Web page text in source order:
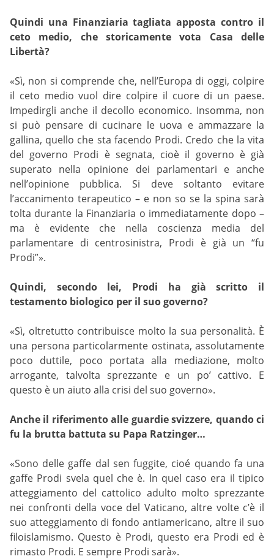
Quindi una Finanziaria tagliata apposta contro il
ceto medio, che storicamente vota Casa delle
Libertà?
«Sì, non si comprende che, nell’Europa di oggi, colpire
il ceto medio vuol dire colpire il cuore di un paese.
Impedirgli anche il decollo economico. Insomma, non
si può pensare di cucinare le uova e ammazzare la
gallina, quello che sta facendo Prodi. Credo che la vita
del governo Prodi è segnata, cioè il governo è già
superato nella opinione dei parlamentari e anche
nell’opinione pubblica. Si deve soltanto evitare
l’accanimento terapeutico – e non so se la spina sarà
tolta durante la Finanziaria o immediatamente dopo –
ma è evidente che nella coscienza media del
parlamentare di centrosinistra, Prodi è già un “fu
Prodi”».
Quindi, secondo lei, Prodi ha già scritto il
testamento biologico per il suo governo?
«Sì, oltretutto contribuisce molto la sua personalità. È
una persona particolarmente ostinata, assolutamente
poco duttile, poco portata alla mediazione, molto
arrogante, talvolta sprezzante e un po’ cattivo. E
questo è un aiuto alla crisi del suo governo».
Anche il riferimento alle guardie svizzere, quando ci
fu la brutta battuta su Papa Ratzinger…
«Sono delle gaffe dal sen fuggite, cioé quando fa una
gaffe Prodi svela quel che è. In quel caso era il tipico
atteggiamento del cattolico adulto molto sprezzante
nei confronti della voce del Vaticano, altre volte c’è il
suo atteggiamento di fondo antiamericano, altre il suo
filoislamismo. Questo è Prodi, questo era Prodi ed è
rimasto Prodi. E sempre Prodi sarà».